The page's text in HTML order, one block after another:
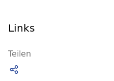
Links
Teilen